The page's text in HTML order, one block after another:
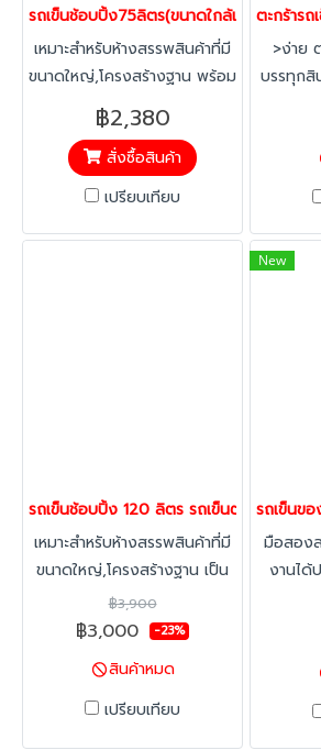
เป็นแบบล้อหมุนทั้งหมด 4 ล้อ
(เหมาะสำหรับที่แคบเลี้ยวทางโค้ง
ได้ง่าย ล้อจะไม่สึกหรอเร็ว) หาก
ต้องการล้อหมุนได้ 2 ตัวและ
หมุนไม่ได้ 2 ตัว(เหมาะสำหรับ
การใช้งานทางตรง ต้องการ
เนื้อที่ในการตีวงเลี้ยว) กรุณา
กันไฟฟ้าสถิตย์ หรือล้อทาง
เป็นแบ
(เหมาะ
ได้ง่าย ล้
ต้องก
หมุนไ
การใ
เนื้อที่
กันไฟ
เลื่อนไ
รถเข็นช้อบปิ้ง75ลิตร(ขนาดใกล้เคียงกับห้าง
เหมาะสำหรับห้างสรรพสินค้าที่มี
ขนาดใหญ่,โครงสร้างฐาน พร้อม
ถาดล่าง เพิ่มความจุสินค้าให้
ลูกค้าทำให้ร้านค้าเพิ่มยอดขายได้
อีก ดีไซน์รถสามารถซ้อนคันได้
โดยไม่เกิดปัญหา ล้อหลังเสีย
ทิศทางของพนักงาน จากการจัด
(เหมาะสำหรับที่แคบเลี้ยวทางโค้ง
ได้ง่าย ล้อจะไม่สึกหรอเร็ว) หาก
ต้องการล้อหมุนได้ 2 ตัวและ
หมุนไม่ได้ 2 ตัว(เหมาะสำหรับ
การใช้งานทางตรง ต้องการ
แจ้งล่วงหน้า สามารถติดตั้งโซ่
กันไฟฟ้าสถิตย์ หรือล้อทาง
฿2,380
สั่งซื้อสินค้า
เปรียบเทียบ
ตะกร้าร
>ง่าย
บรรทุกสิ
ใส่ขอ
ข้าง
>แข็งแ
อีพ๊อก
>ประห
รถเข็นช้อบปิ้ง 120 ลิตร รถเข็นตะกร้า รถเข็
เหมาะสำหรับห้างสรรพสินค้าที่มี
ขนาดใหญ่,โครงสร้างฐาน เป็น
เหล็กoval มีความแข็งแรง ไม่
เหมือนโครงสร้างทั่วไปที่เป็นฐาน
หงาย) ลดปัญหาแชชซีหักงอ ที่
เกิดจากการชนหรือกระแทก
฿3,900
฿3,000 -23%
สินค้าหมด
เปรียบเทียบ
New
รถเข็นข
มือสอง
งานได้